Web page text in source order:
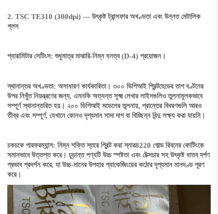
2. TSC TE310 (300dpi) — উৎকৃষ্ট ট্রান্সফার অখণ্ডতা এবং উন্নত মেটালিক
গ্লস
প্যারামিটার সেটিংস: শুধুমাত্র মাঝারি-নিম্ন ঘনত্ব (D-4) প্রয়োজন।
স্থানান্তর অখণ্ডতা: অসাধারণ কার্যকারিতা। ৩০০ ডিপিআই প্রিন্টহেডের তাপ বণ্টনের
উপর নিখুঁত নিয়ন্ত্রণের জন্য, এমনকি অত্যন্ত সূক্ষ্ম লেখার লাইনগুলিও তুলনামূলকভাবে
সম্পূর্ণ স্থানান্তরিত হয়। ২০০ ডিপিআই মডেলের তুলনায়, প্রান্তের বিবরণগুলি আরও
তীব্র এবং সম্পূর্ণ, যেখানে কোনও দৃশ্যমান সাদা দাগ বা বিচ্ছিন্ন বিন্দু লক্ষ্য করা যায়নি।
চকচকে পারফরম্যান্স: নিম্ন শক্তি স্তরে প্রিন্ট করা স্নার8220 গোল্ড রিবনের কোটিংকে
সমানভাবে উত্তপ্ত করে। চূড়ান্ত পণ্যটি উচ্চ স্পষ্টতা এবং টেক্সচার সহ উৎকৃষ্ট ধাতব দর্পণ
প্রভাব প্রদর্শন করে, যা উচ্চ-মানের উপহার প্যাকেজিংয়ের কঠোর দৃশ্যমান মানদণ্ড পূরণ
করে।